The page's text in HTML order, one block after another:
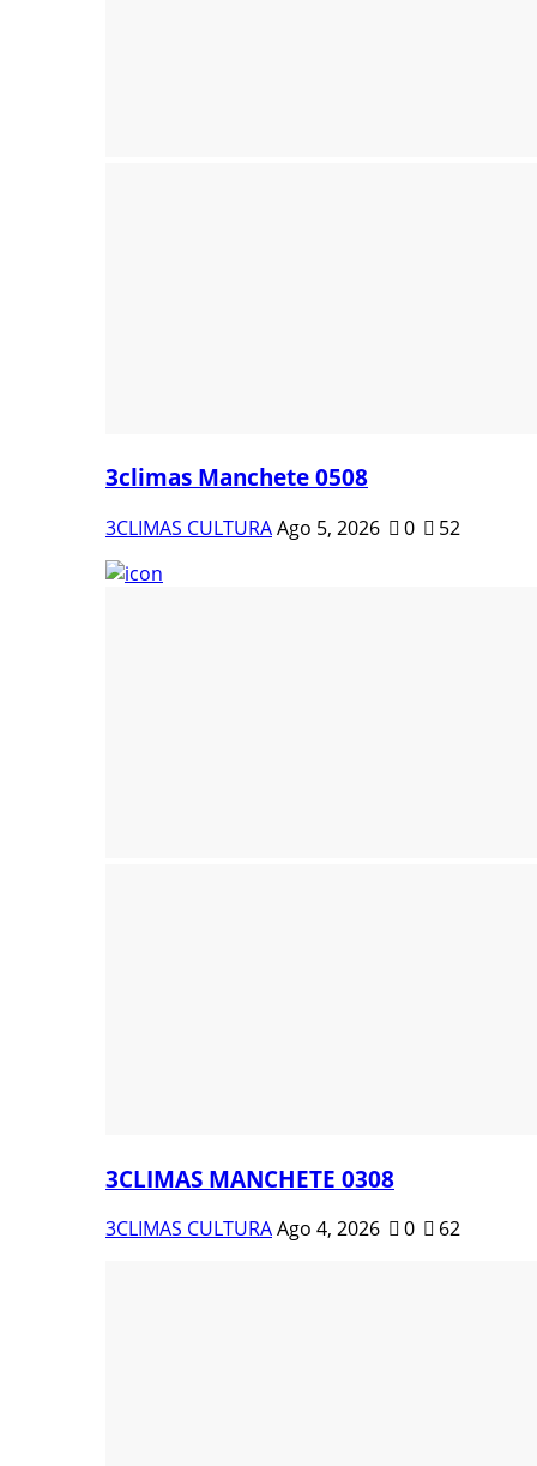
3climas Manchete 0508
3CLIMAS CULTURAAgo 5, 2026 0 52
3CLIMAS MANCHETE 0308
3CLIMAS CULTURAAgo 4, 2026 0 62